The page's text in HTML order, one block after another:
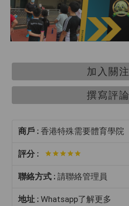
加入關注
撰寫評論
商戶 : 香港特殊需要體育學院
評分 :
聯絡方式 : 請聯絡管理員
地址 : Whatsapp了解更多